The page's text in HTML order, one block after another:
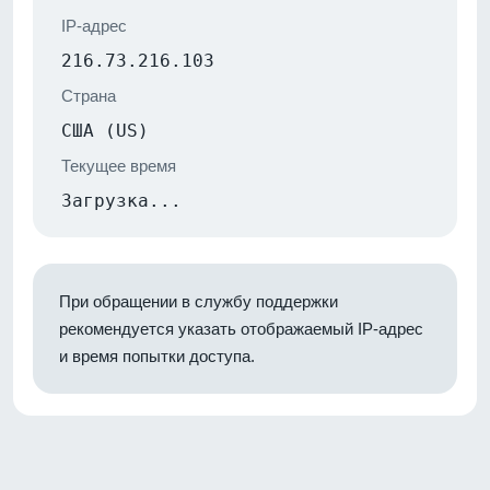
IP-адрес
216.73.216.103
Страна
США (US)
Текущее время
Загрузка...
При обращении в службу поддержки
рекомендуется указать отображаемый IP-адрес
и время попытки доступа.